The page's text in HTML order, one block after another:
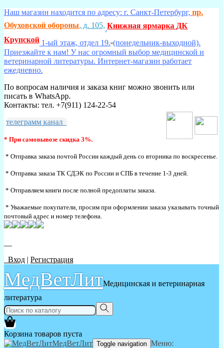
Наш магазин находится по адресу: г. Санкт-Петербург, пр.
Обуховской обороны, д. 105,,Книжная ярмарка ДК
Крупской 1-ый этаж, отдел 19. (понедельник-выходной).
Приезжайте к нам! У нас огромный выбор медицинской и
ветеринарной литературы. Интернет-магазин работает
ежедневно.
По вопросам наличия и заказа книг можно звонить или
писать в WhatsApp.
Контакты: тел. +7(911) 124-22-54
телеграмм канал
* При самовывозе скидка 3%.
* Отправка заказа почтой России каждый день со вторника по воскресенье.
* Отправка заказа ТК СДЭК по России и СПБ в течение 1-3 дней.
* Отправляем книги после полной предоплаты заказа.
* Уважаемые покупатели, просим при оформлении заказа указывать точный
почтовый адрес и номер телефона.
Вход | Регистрация
МедВетЛитМедицинская и ветеринарная
литература
Корзина товаров пуста
МедВетЛит Toggle navigation Меню: